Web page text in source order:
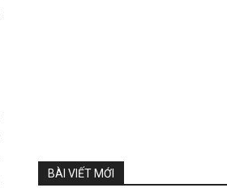
BÀI VIẾT MỚI